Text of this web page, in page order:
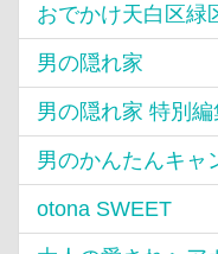
おでかけ天白区緑
男の隠れ家
男の隠れ家 特別編
男のかんたんキャ
otona SWEET